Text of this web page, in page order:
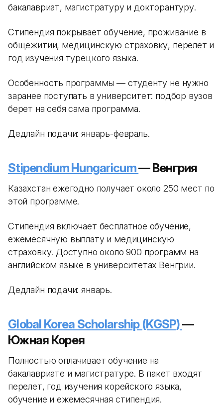
бакалавриат, магистратуру и докторантуру.
Стипендия покрывает обучение, проживание в
общежитии, медицинскую страховку, перелет и
год изучения турецкого языка.
Особенность программы — студенту не нужно
заранее поступать в университет: подбор вузов
берет на себя сама программа.
Дедлайн подачи: январь-февраль.
Stipendium Hungaricum— Венгрия
Казахстан ежегодно получает около 250 мест по
этой программе.
Стипендия включает бесплатное обучение,
ежемесячную выплату и медицинскую
страховку. Доступно около 900 программ на
английском языке в университетах Венгрии.
Дедлайн подачи: январь.
Global Korea Scholarship (KGSP)—
Южная Корея
Полностью оплачивает обучение на
бакалавриате и магистратуре. В пакет входят
перелет, год изучения корейского языка,
обучение и ежемесячная стипендия.